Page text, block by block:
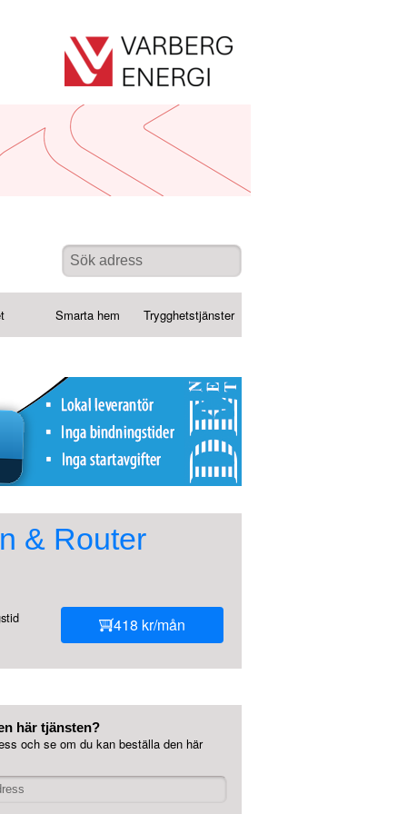
Smarta hem Trygghetstjänster
& Router
418 kr/mån
här tjänsten?
och se om du kan beställa den här